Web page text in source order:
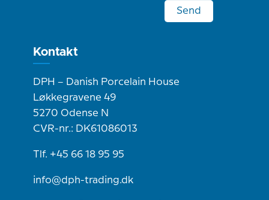
Send
Kontakt
DPH – Danish Porcelain House
Løkkegravene 49
5270 Odense N
CVR-nr.: DK61086013
Tlf. +45 66 18 95 95
info@dph-trading.dk